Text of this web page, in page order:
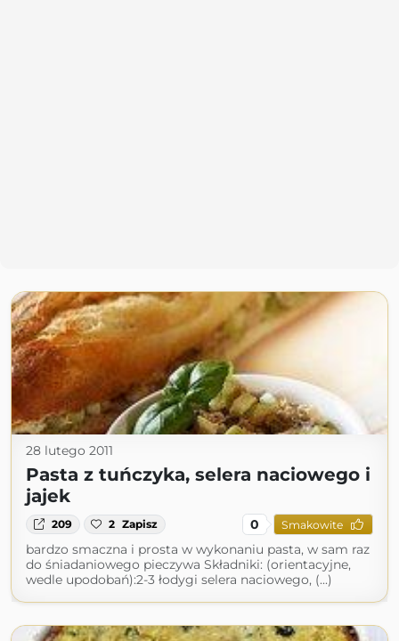
28 lutego 2011
Pasta z tuńczyka, selera naciowego i
jajek
209 2 Zapisz 0 Smakowite
bardzo smaczna i prosta w wykonaniu pasta, w sam raz
do śniadaniowego pieczywa Składniki: (orientacyjne,
wedle upodobań):2-3 łodygi selera naciowego, (...)